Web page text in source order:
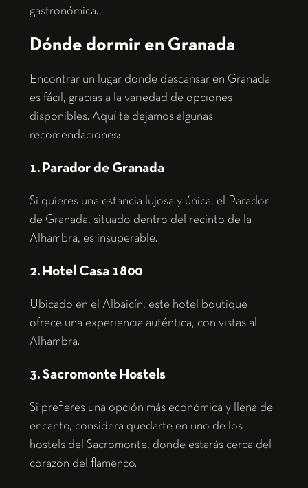
gastronómica.
Dónde dormir en Granada
Encontrar un lugar donde descansar en Granada
es fácil, gracias a la variedad de opciones
disponibles. Aquí te dejamos algunas
recomendaciones:
1. Parador de Granada
Si quieres una estancia lujosa y única, el Parador
de Granada, situado dentro del recinto de la
Alhambra, es insuperable.
2. Hotel Casa 1800
Ubicado en el Albaicín, este hotel boutique
ofrece una experiencia auténtica, con vistas al
Alhambra.
3. Sacromonte Hostels
Si prefieres una opción más económica y llena de
encanto, considera quedarte en uno de los
hostels del Sacromonte, donde estarás cerca del
corazón del flamenco.